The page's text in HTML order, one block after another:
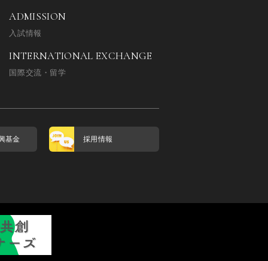
ADMISSION
入試情報
INTERNATIONAL EXCHANGE
国際交流・留学
基金 採用情報